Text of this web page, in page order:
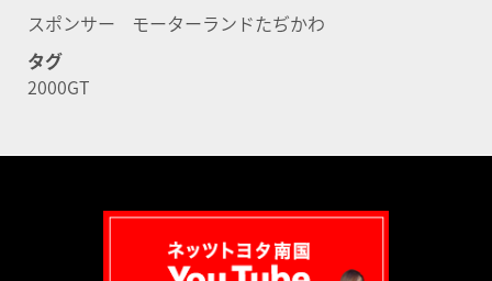
スポンサー
モーターランドたぢかわ
タグ
2000GT